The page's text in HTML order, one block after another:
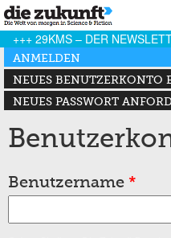
+++ 29KMS – DER
Haupt-Reiter
ANMELDEN
(AKTIVER REITER)
NEUES BENUTZERKONTO
NEUES PASSWORT
Benutzername *